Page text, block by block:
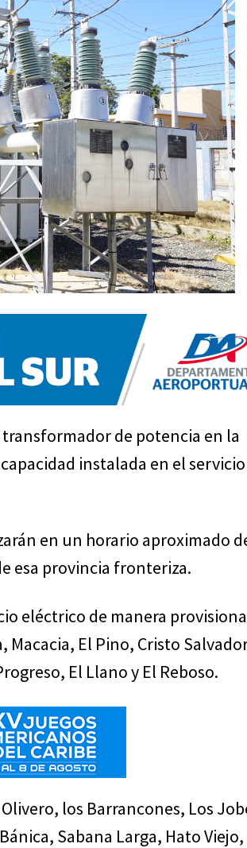
de potencia en la
instalada en el
en un horario aproximado
esa provincia fronteriza.
eléctrico de manera
El Pino, Cristo
El Llano y El Reboso.
los Barrancones, Los
Sabana Larga, Hato Viejo,